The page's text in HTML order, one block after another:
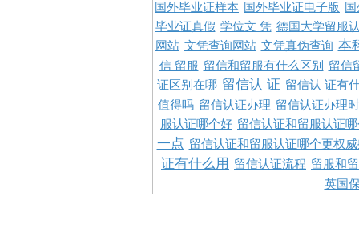
国外毕业证样本
国外毕业证电子版
毕业证真假 学位文 凭 德国大学留服
网站 文凭查询网站 文凭真伪查询 本
信 留服 留信和留服有什么区别
留信
证区别在哪 留信认 证 留信认 证有
值得吗 留信认证办理 留信认证办理
服认证哪个好 留信认证和留服认证
一点 留信认证和留服认证哪个更权
证有什么用 留信认证流程 留服和
英国